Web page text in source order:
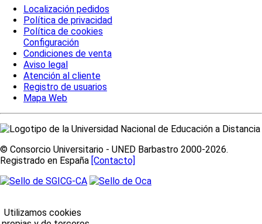
Localización pedidos
Política de privacidad
Política de cookies
Configuración
Condiciones de venta
Aviso legal
Atención al cliente
Registro de usuarios
Mapa Web
© Consorcio Universitario - UNED Barbastro 2000-2026.
Registrado en España [Contacto]
Utilizamos cookies